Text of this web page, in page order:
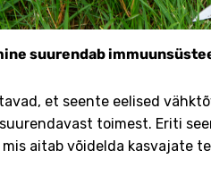
suurendab
et seente eelised
toimest. Eriti
aitab võidelda kasvajate